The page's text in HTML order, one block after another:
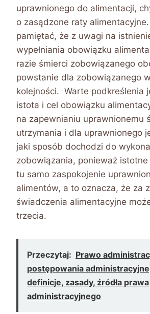
uprawnionego do alimentacji,
o zasądzone raty
pamiętać, że z uwagi na
wypełniania obowiązku
razie śmierci zobowiązanego
powstanie dla zobowiązanego
kolejności. Warte podkreślenia
istota i cel obowiązku
na zapewnianiu uprawnionemu
utrzymania i dla uprawnionego
jaki sposób dochodzi do
zobowiązania, ponieważ istotne
tu samo zaspokojenie
alimentów, a to oznacza, że za
świadczenia alimentacyjne
trzecia.
Przeczytaj: Prawo
postępowania
definicje, zasady, źródła prawa
administracyjnego